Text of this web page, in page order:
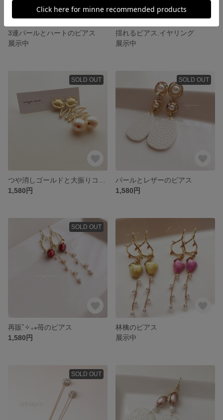
3連パールとハートのピアス
展示中
揺れるピアス.イヤリング
展示中
SOLD OUT
1,580円
SOLD OUT
パールとレザーのピアス
1,580円
SOLD OUT
再販˚✧₊⁎苺のピアス
1,580円
林檎のピアス
展示中
SOLD OUT